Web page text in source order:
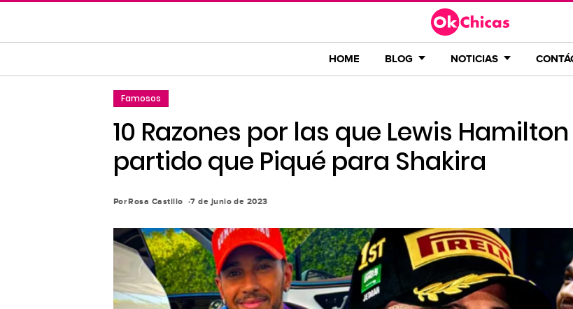
contenido
HOME BLOG NOTICIAS
Famosos
10 Razones por las que Lewis
partido que Piqué para Shakira
PorRosa Castillo 7 de junio de 2023